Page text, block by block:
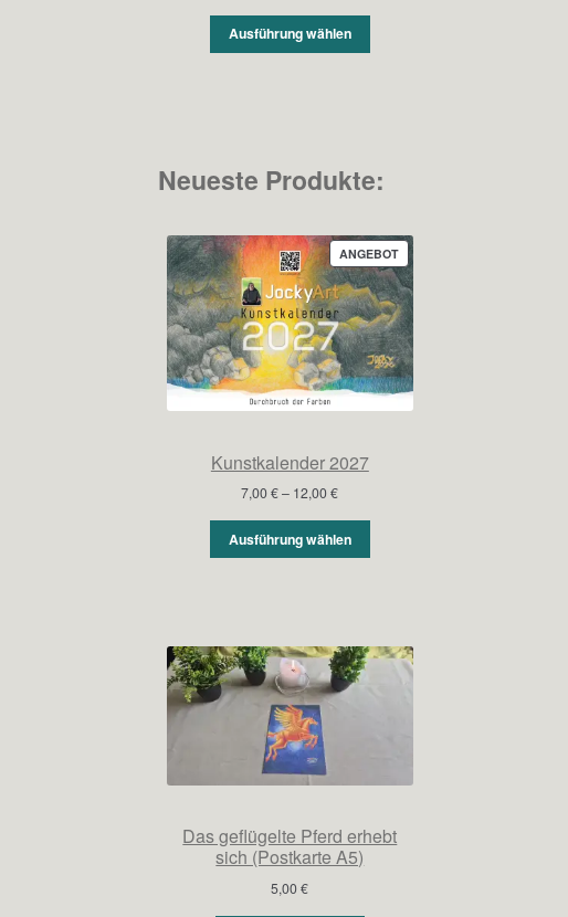
bis
12,53 €
Ausführung wählen
Neueste Produkte:
ANGEBOTPRODUKT
IM
ANGEBOT
Kunstkalender 2027
7,00€– 12,00€Preisspanne:
bis
12,00 €
Ausführung wählen
Das geflügelte Pferd erhebt
sich (Postkarte A5)
5,00€